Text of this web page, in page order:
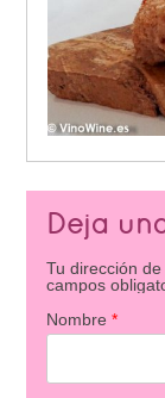
Deja
Tu dirección
campos
Nombre *